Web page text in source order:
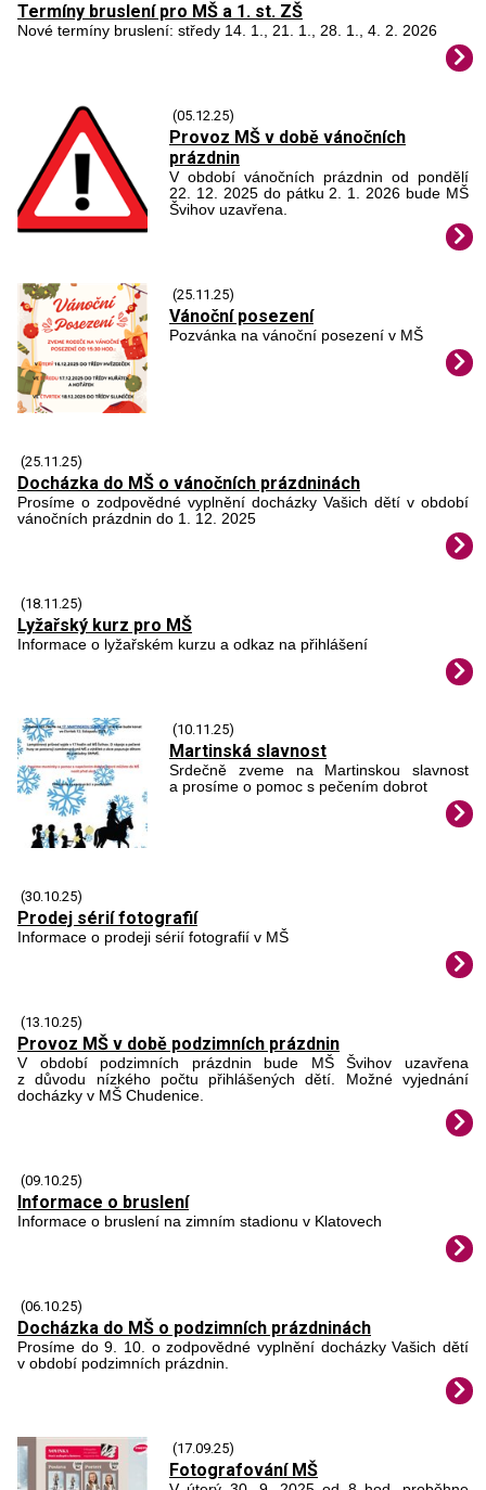
Termíny bruslení pro MŠ a 1. st. ZŠ
Nové termíny bruslení: středy 14. 1., 21. 1., 28. 1., 4. 2. 2026
(05.12.25)
Provoz MŠ v době vánočních
prázdnin
V období vánočních prázdnin od pondělí
22. 12. 2025 do pátku 2. 1. 2026 bude MŠ
Švihov uzavřena.
(25.11.25)
Vánoční posezení
Pozvánka na vánoční posezení v MŠ
(25.11.25)
Docházka do MŠ o vánočních prázdninách
Prosíme o zodpovědné vyplnění docházky Vašich dětí v období
vánočních prázdnin do 1. 12. 2025
(18.11.25)
Lyžařský kurz pro MŠ
Informace o lyžařském kurzu a odkaz na přihlášení
(10.11.25)
Martinská slavnost
Srdečně zveme na Martinskou slavnost
a prosíme o pomoc s pečením dobrot
(30.10.25)
Prodej sérií fotografií
Informace o prodeji sérií fotografií v MŠ
(13.10.25)
Provoz MŠ v době podzimních prázdnin
V období podzimních prázdnin bude MŠ Švihov uzavřena
z důvodu nízkého počtu přihlášených dětí. Možné vyjednání
docházky v MŠ Chudenice.
(09.10.25)
Informace o bruslení
Informace o bruslení na zimním stadionu v Klatovech
(06.10.25)
Docházka do MŠ o podzimních prázdninách
Prosíme do 9. 10. o zodpovědné vyplnění docházky Vašich dětí
v období podzimních prázdnin.
(17.09.25)
Fotografování MŠ